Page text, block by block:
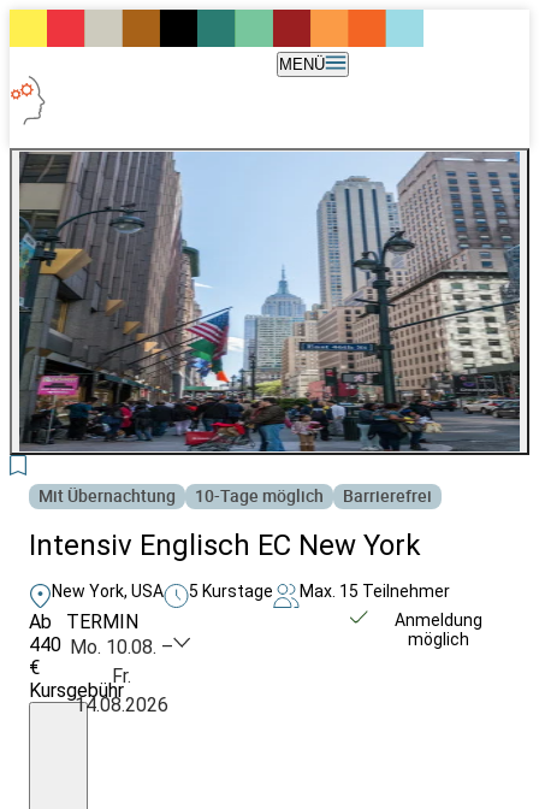
MENÜ
Mit Übernachtung 10-Tage möglich Barrierefrei
Intensiv Englisch EC New York
New York, USA 5 Kurstage Max. 15 Teilnehmer
Ab
440
€
Kursgebühr
Preis
TERMIN
Mo. 10.08. –
Fr.
14.08.2026
Anmeldung
möglich